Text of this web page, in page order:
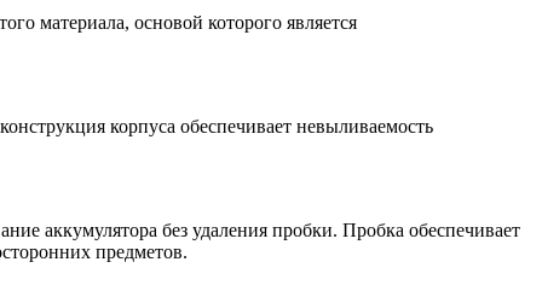
материала, основой которого является
корпуса обеспечивает невыливаемость
аккумулятора без удаления пробки. Пробка обеспечивает
предметов.